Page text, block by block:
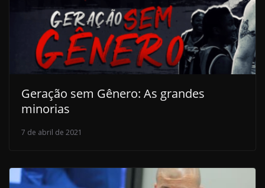
Geração sem Gênero: As grandes
minorias
7 de abril de 2021